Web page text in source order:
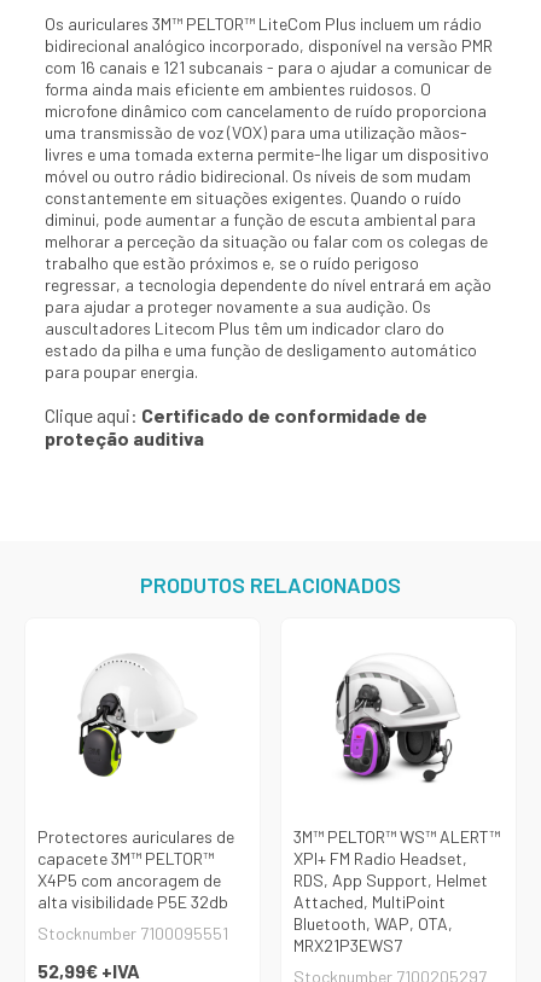
Os auriculares 3M™ PELTOR™ LiteCom Plus incluem um rádio
bidirecional analógico incorporado, disponível na versão PMR
com 16 canais e 121 subcanais - para o ajudar a comunicar de
forma ainda mais eficiente em ambientes ruidosos. O
microfone dinâmico com cancelamento de ruído proporciona
uma transmissão de voz (VOX) para uma utilização mãos-
livres e uma tomada externa permite-lhe ligar um dispositivo
móvel ou outro rádio bidirecional. Os níveis de som mudam
constantemente em situações exigentes. Quando o ruído
diminui, pode aumentar a função de escuta ambiental para
melhorar a perceção da situação ou falar com os colegas de
trabalho que estão próximos e, se o ruído perigoso
regressar, a tecnologia dependente do nível entrará em ação
para ajudar a proteger novamente a sua audição. Os
auscultadores Litecom Plus têm um indicador claro do
estado da pilha e uma função de desligamento automático
para poupar energia.
Clique aqui: Certificado de conformidade de
proteção auditiva
PRODUTOS RELACIONADOS
Protectores auriculares de
capacete 3M™ PELTOR™
X4P5 com ancoragem de
alta visibilidade P5E 32db
Stocknumber 7100095551
52,99€ +IVA
3M™ PELTOR™ WS™ ALERT™
XPI+ FM Radio Headset,
RDS, App Support, Helmet
Attached, MultiPoint
Bluetooth, WAP, OTA,
MRX21P3EWS7
Stocknumber 7100205297